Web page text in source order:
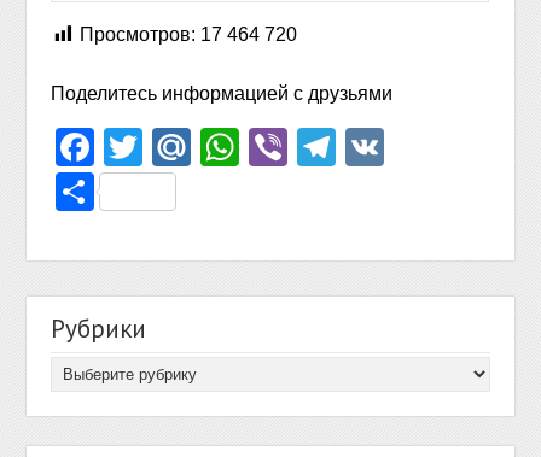
Просмотров: 17 464 720
Поделитесь информацией с друзьями
Facebook
TwitterMail.Ru
WhatsApp
ViberTelegram
Отправить
Рубрики